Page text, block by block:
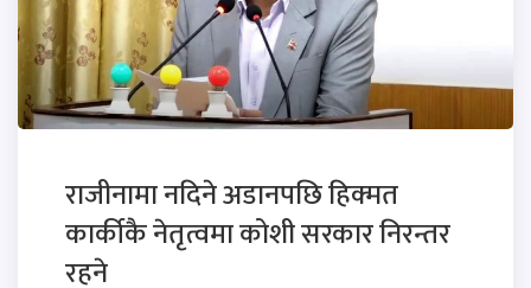
राजीनामा नदिने अडानपछि हिक्मत
कार्कीकै नेतृत्वमा कोशी सरकार निरन्तर
रहने